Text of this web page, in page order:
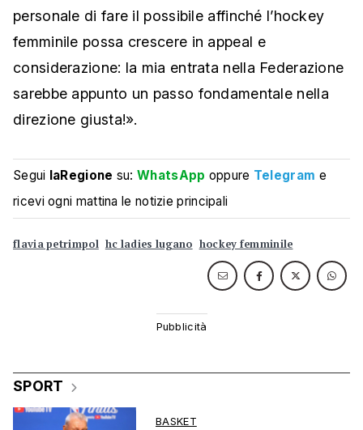
personale di fare il possibile affinché l’hockey
femminile possa crescere in appeal e
considerazione: la mia entrata nella Federazione
sarebbe appunto un passo fondamentale nella
direzione giusta!».
Segui laRegione su:WhatsApp oppure Telegram e
ricevi ogni mattina le notizie principali
flavia petrimpol hc ladies lugano hockey femminile
SPORT
BASKET